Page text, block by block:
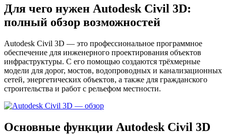
Для чего нужен Autodesk Civil 3D:
полный обзор возможностей
Autodesk Civil 3D — это профессиональное программное
обеспечение для инженерного проектирования объектов
инфраструктуры. С его помощью создаются трёхмерные
модели для дорог, мостов, водопроводных и канализационных
сетей, энергетических объектов, а также для гражданского
строительства и работ с рельефом местности.
Основные функции Autodesk Civil 3D